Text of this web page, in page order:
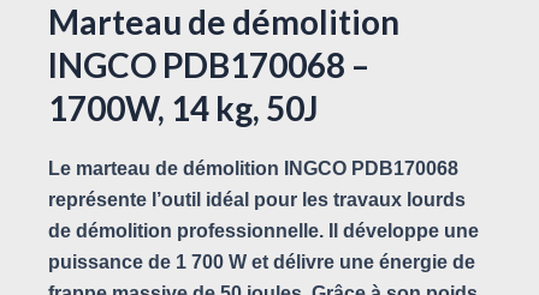
Marteau de démolition
INGCO PDB170068 –
1700W, 14 kg, 50J
Le marteau de démolition INGCO PDB170068
représente l’outil idéal pour les travaux lourds
de démolition professionnelle. Il développe une
puissance de 1 700 W et délivre une énergie de